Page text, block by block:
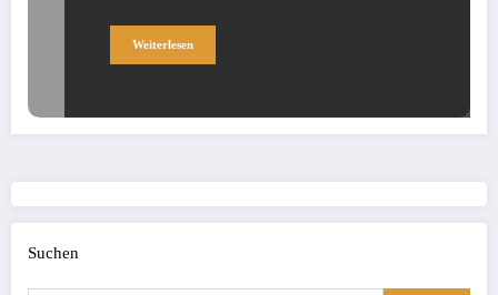
Weiterlesen
Suchen